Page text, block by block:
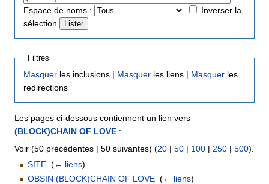
Espace de noms :
Inverser la
sélection
Filtres
Masquer les inclusions | Masquer les liens | Masquer les
redirections
Les pages ci-dessous contiennent un lien vers
(BLOCK)CHAIN OF LOVE :
Voir (50 précédentes | 50 suivantes) (20 | 50 | 100 | 250 | 500).
SITE ‎(← liens)
OBSIN (BLOCK)CHAIN OF LOVE ‎(← liens)